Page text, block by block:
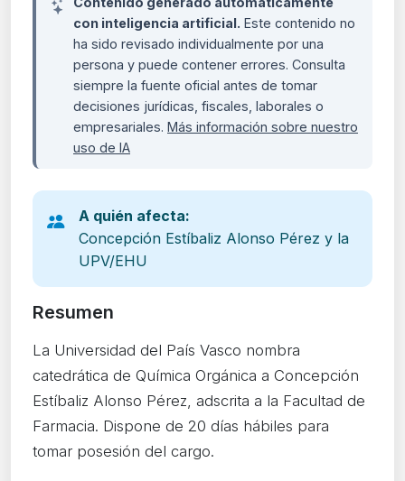
con inteligencia artificial. Este contenido no
ha sido revisado individualmente por una
persona y puede contener errores. Consulta
siempre la fuente oficial antes de tomar
decisiones jurídicas, fiscales, laborales o
empresariales. Más información sobre nuestro
uso de IA
A quién afecta:
Concepción Estíbaliz Alonso Pérez y la
UPV/EHU
Resumen
La Universidad del País Vasco nombra
catedrática de Química Orgánica a Concepción
Estíbaliz Alonso Pérez, adscrita a la Facultad de
Farmacia. Dispone de 20 días hábiles para
tomar posesión del cargo.